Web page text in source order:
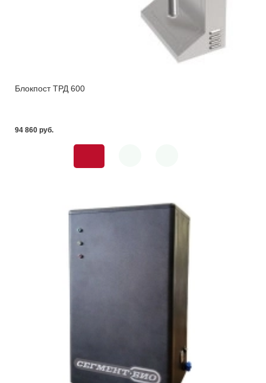
Блокпост ТРД 600
94 860 pуб.